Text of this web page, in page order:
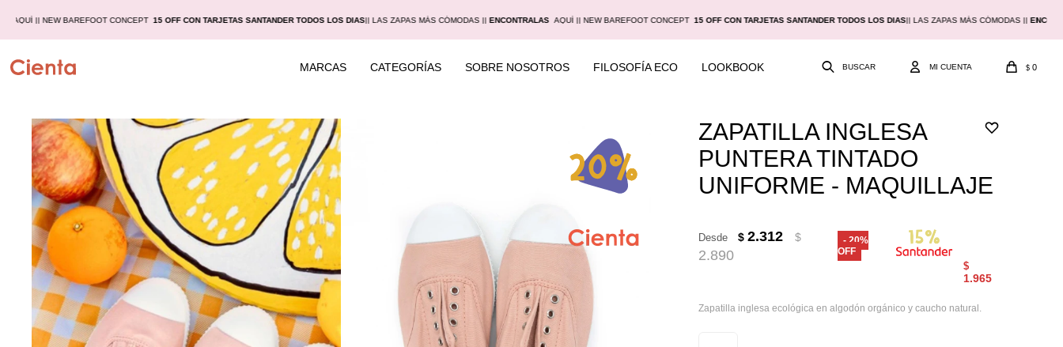
AQUÍ || NEW BAREFOOT CONCEPT15 OFF CON TARJETAS SANTANDER TODOS LOS DIAS|| LAS ZAPAS MÁS CÓMODAS || ENCONTRALASAQUÍ || NEW BAREFOOT CONCEPT15 OFF CON TARJETAS SANTANDER TODOS LOS DIAS|| LAS ZAPAS MÁS CÓMODAS ||
MARCAS CATEGORÍAS SOBRE NOSOTROS FILOSOFÍA ECO LOOKBOOK $ 0
ZAPATILLA INGLESA
PUNTERA TINTADO
UNIFORME - MAQUILLAJE
Desde $ 2.312 $
2.890
20
$
1.965
Zapatilla inglesa ecológica en algodón orgánico y caucho natural.